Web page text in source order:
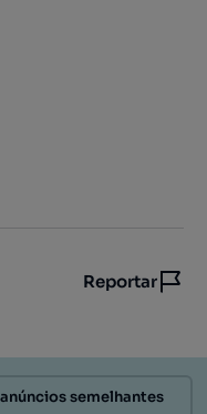
Reportar
semelhantes